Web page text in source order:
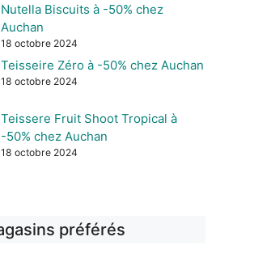
Nutella Biscuits à -50% chez
Auchan
18 octobre 2024
Teisseire Zéro à -50% chez Auchan
18 octobre 2024
Teissere Fruit Shoot Tropical à
-50% chez Auchan
18 octobre 2024
préférés